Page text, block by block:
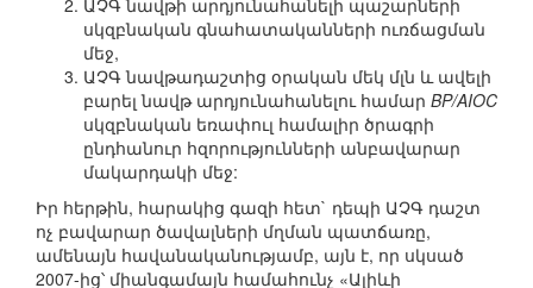
ԱՉԳ նավթի արդյունահանելի պաշարների
սկզբնական գնահատականների ուռճացման
մեջ,
ԱՉԳ նավթադաշտից օրական մեկ մլն և ավելի
բարել նավթ արդյունահանելու համար BP/AIOC
սկզբնական եռափուլ համալիր ծրագրի
ընդհանուր հզորությունների անբավարար
մակարդակի մեջ:
Իր հերթին, հարակից գազի հետ` դեպի ԱՉԳ դաշտ
ոչ բավարար ծավալների մղման պատճառը,
ամենայն հավանականությամբ, այն է, որ սկսած
2007-ից՝ միանգամայն համահունչ «Ալիևի